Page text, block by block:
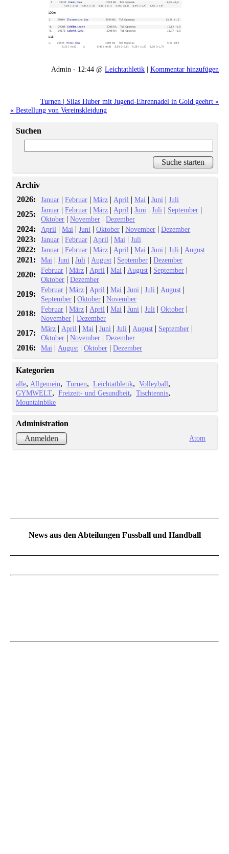
Admin - 12:44 @ Leichtathletik | Kommentar hinzufügen
Turnen | Silas Huber mit Jugend-Ehrennadel in Gold geehrt »
« Bestellung von Vereinskleidung
Suchen
Archiv
2026:
Januar |Februar |März | April |Mai |Juni |Juli
2025: Januar |Februar |März | April |Juni |Juli | September |
Oktober |November |Dezember
2024: April |Mai |Juni |Oktober |November |Dezember
2023: Januar |Februar | April |Mai |Juli
2022: Januar |Februar |März | April |Mai |Juni |Juli | August
2021: Mai |Juni |Juli | August | September |Dezember
2020: Februar |März | April |Mai | August | September |
Oktober |Dezember
2019: Februar |März | April |Mai |Juni |Juli | August |
September |Oktober |November
2018: Februar |März | April |Mai |Juni |Juli |Oktober |
November |Dezember
2017: März | April |Mai |Juni |Juli | August | September |
Oktober |November |Dezember
2016: Mai | August |Oktober |Dezember
Kategorien
alle Allgemein Turnen Leichtathletik
Volleyball
GYMWELT
Freizeit- und Gesundheit
Tischtennis
Mountainbike
Administration
Anmelden
Atom
News aus den Abteilungen Fussball und Handball